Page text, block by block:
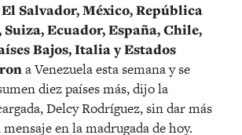
El Salvador, México, República
Ecuador, España, Chile,
Bajos, Italia y Estados
a Venezuela esta semana y se
diez países más, dijo la
Delcy Rodríguez, sin dar más
en la madrugada de hoy.